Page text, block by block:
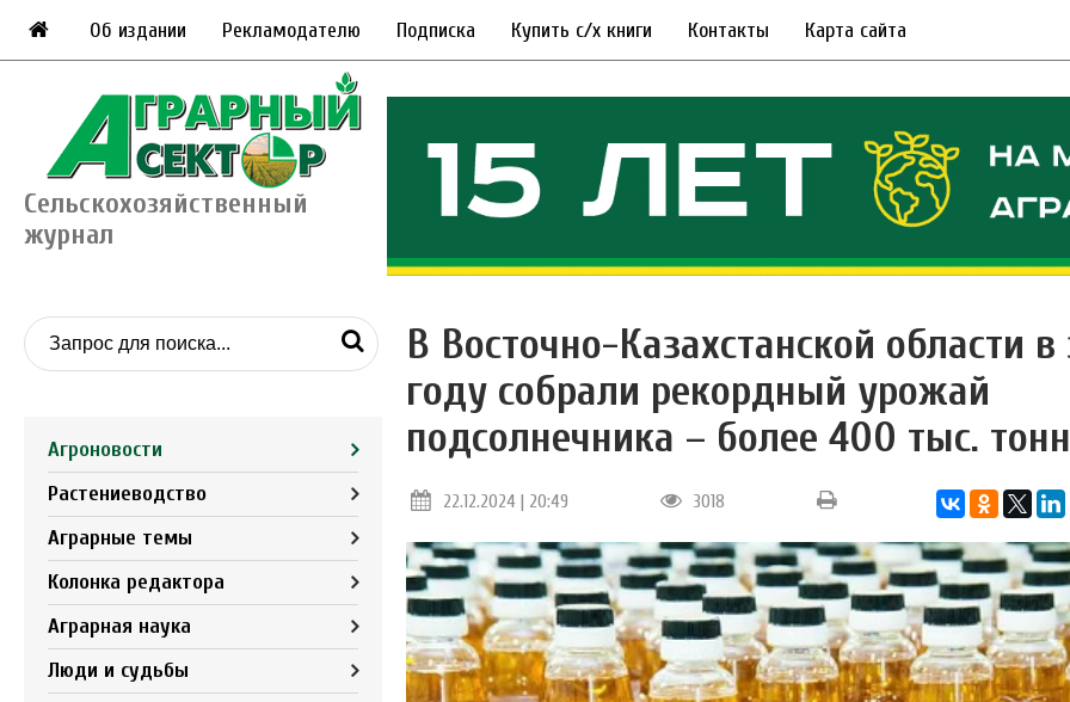
Об издании Рекламодателю Подписка Купить с/х книги Контакты Карта сайта
Сельскохозяйственный
журнал
Агроновости
Растениеводство
Аграрные темы
Колонка редактора
Аграрная наука
Люди и судьбы
В Восточно-Казахстанской области в
году собрали рекордный урожай
подсолнечника – более 400 тыс.
22.12.2024 | 20:49 3018